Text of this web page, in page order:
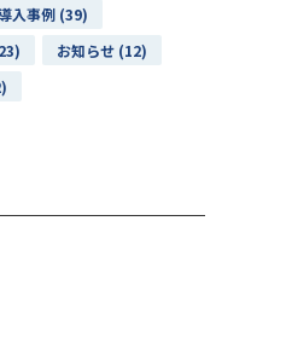
入事例 (39)
お知らせ (12)